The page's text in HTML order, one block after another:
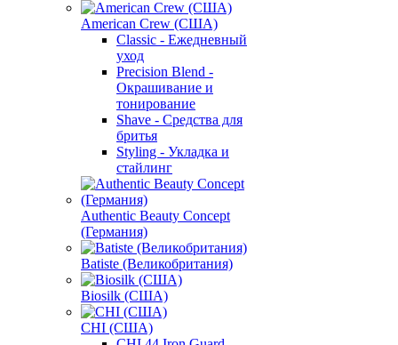
American Crew (США)
Classic - Ежедневный
уход
Precision Blend -
Окрашивание и
тонирование
Shave - Средства для
бритья
Styling - Укладка и
стайлинг
Authentic Beauty Concept
(Германия)
Batiste (Великобритания)
Biosilk (США)
CHI (США)